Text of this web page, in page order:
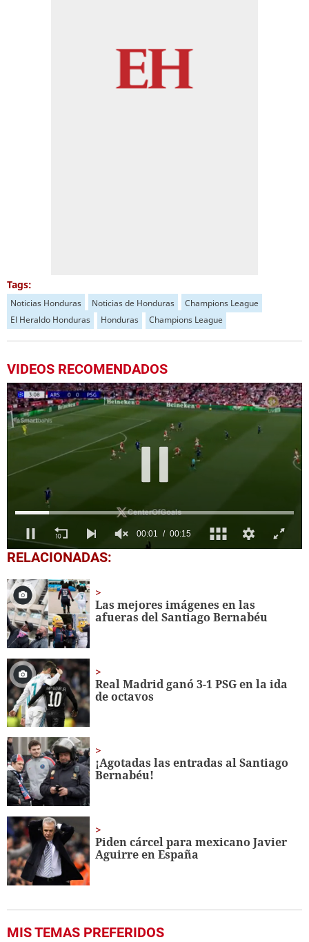
Tags:
Noticias Honduras Noticias de Honduras
Champions League
El Heraldo Honduras
Honduras Champions League
VIDEOS RECOMENDADOS
0
seconds
15
seconds
RELACIONADAS:
Las mejores imágenes en las
afueras del Santiago Bernabéu
Real Madrid ganó 3-1 PSG en la ida
de octavos
¡Agotadas las entradas al Santiago
Bernabéu!
Piden cárcel para mexicano Javier
Aguirre en España
MIS TEMAS PREFERIDOS